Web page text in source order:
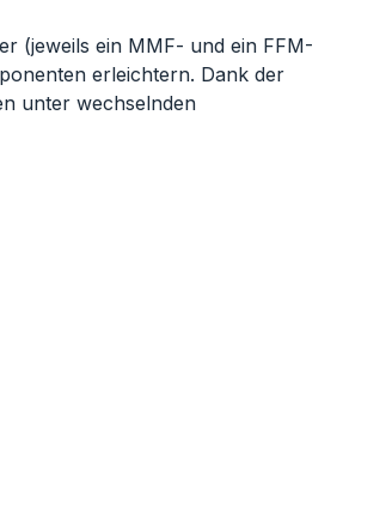
(jeweils ein MMF- und ein FFM-
erleichtern. Dank der
unter wechselnden